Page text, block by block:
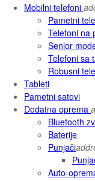
Mobilni telefoni
Pametni
Telefoni na
Senior
Telefoni sa
Robusni
Tableti
Pametni satovi
Dodatna oprema
Bluetooth
Baterije
Punjačiadd
Auto-